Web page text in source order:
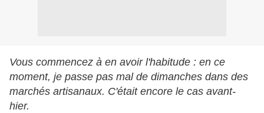
Vous commencez à en avoir l'habitude : en ce
moment, je passe pas mal de dimanches dans des
marchés artisanaux. C'était encore le cas avant-
hier.